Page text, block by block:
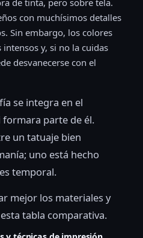
con muchísimos detalles
Sin embargo, los colores
y, si no la cuidas
desvanecerse con el
se integra en el
formara parte de él.
un tatuaje bien
uno está hecho
temporal.
mejor los materiales y
tabla comparativa.